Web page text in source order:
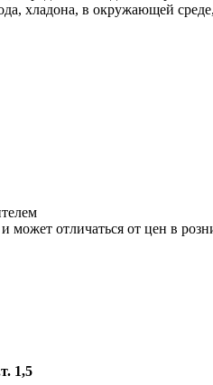
хладона, в окружающей
может отличаться от цен в
1,5